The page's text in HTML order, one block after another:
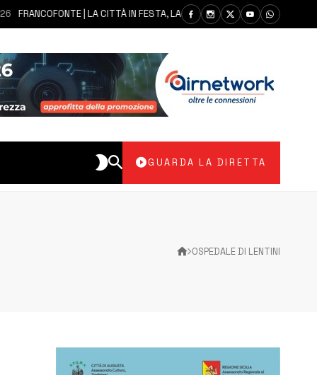
| LA CITTÀ IN FESTA, LA COMUNITÀ SI AFFIDA ALLA MADONNA
GUARDA LA DIRETTA
OSPEDALE DI LENTINI